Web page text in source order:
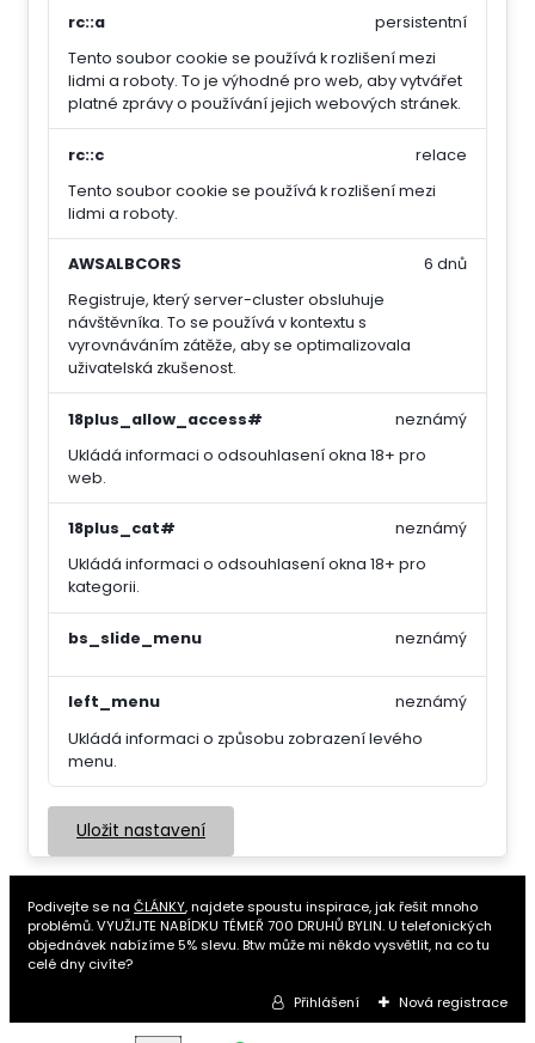
rc::a
Tento soubor cookie se používá k rozlišení mezi
lidmi a roboty. To je výhodné pro web, aby vytvářet
platné zprávy o používání jejich webových stránek.
persistentní
rc::c
Tento soubor cookie se používá k rozlišení mezi
lidmi a roboty.
relace
AWSALBCORS
Registruje, který server-cluster obsluhuje
návštěvníka. To se používá v kontextu s
vyrovnáváním zátěže, aby se optimalizovala
uživatelská zkušenost.
6 dnů
18plus_allow_access#
Ukládá informaci o odsouhlasení okna 18+ pro
web.
neznámý
18plus_cat#
Ukládá informaci o odsouhlasení okna 18+ pro
kategorii.
neznámý
bs_slide_menu neznámý
left_menu
Ukládá informaci o způsobu zobrazení levého
menu.
neznámý
Uložit nastavení
Podivejte se naČLÁNKY, najdete spoustu inspirace, jak řešit mnoho
problémů. VYUŽIJTE NABÍDKU TÉMEŘ 700 DRUHŮ BYLIN. U telefonických
objednávek nabízíme 5% slevu. Btw může mi někdo vysvětlit, na co tu
celé dny civíte?
Přihlášení Nová registrace